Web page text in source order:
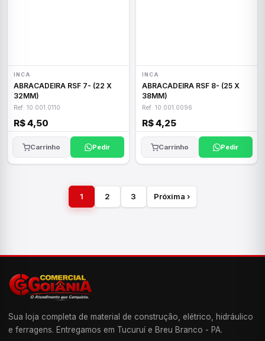
INCA
ABRACADEIRA RSF 7- (22 X
32MM)
Ref: 10.001.0110
R$ 4,50
Carrinho Pedir
INCA
ABRACADEIRA RSF 8- (25 X
38MM)
Ref: 10.001.0096
R$ 4,25
Carrinho Pedir
1 2 3 Próxima ›
Sua loja completa de material de construção, elétrico, hidráulico
e ferragens. Entregamos em Tucuruí e Breu Branco - PA.